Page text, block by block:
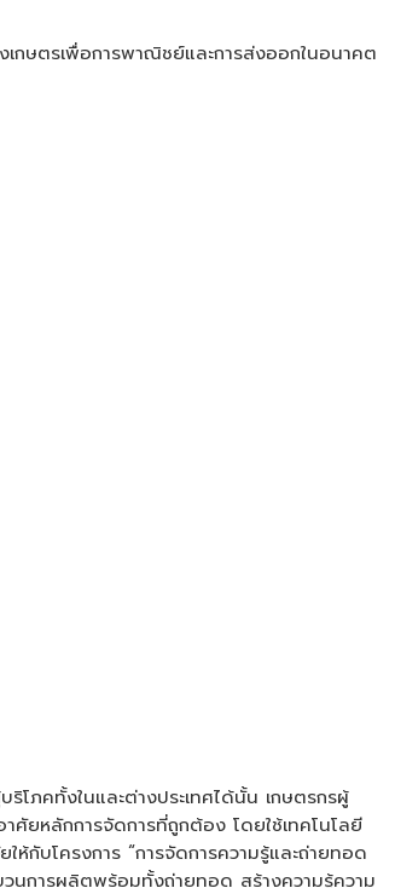
กษตรเพื่อการพาณิชย์และการส่งออกในอนาคต
โภคทั้งในและต่างประเทศได้นั้น เกษตรกรผู้
ยหลักการจัดการที่ถูกต้อง โดยใช้เทคโนโลยี
กับโครงการ “การจัดการความรู้และถ่ายทอด
นการผลิตพร้อมทั้งถ่ายทอด สร้างความรู้ความ